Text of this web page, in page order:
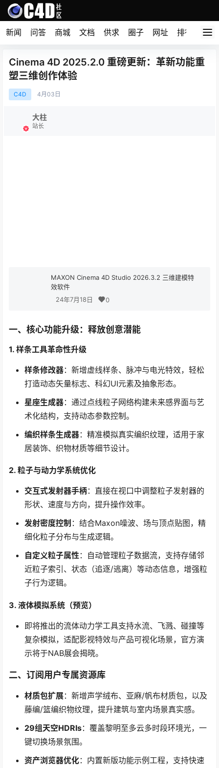
新闻 问答 商城 文档 供求 圈子 网址 排行榜
Cinema 4D 2025.2.0 重磅更新：革新功能重
塑三维创作体验
C4D 4月 03日
大柱
站长
MAXON Cinema 4D Studio 2026.3.2 三维建模特
效软件
24年7月18日
0
一、核心功能升级：释放创意潜能
1. 样条工具革命性升级
样条修改器：新增虚线样条、脉冲与电光特效，轻松
打造动态矢量标志、科幻UI元素及抽象形态。
星座生成器：通过点线粒子网络构建未来感界面与艺
术化结构，支持动态参数控制。
编织样条生成器：精准模拟真实编织纹理，适用于家
居装饰、织物材质等细节设计。
2. 粒子与动力学系统优化
交互式发射器手柄：直接在视口中调整粒子发射器的
形状、速度与方向，提升操作效率。
发射密度控制 ：结合Maxon噪波、场与顶点贴图，精
细化粒子分布与生成逻辑。
自定义粒子属性：自动管理粒子数据流，支持存储邻
近粒子索引、状态（追逐/逃离）等动态信息，增强粒
子行为逻辑。
3. 液体模拟系统（预览）​
即将推出的流体动力学工具支持水流、飞溅、碰撞等
复杂模拟，适配影视特效与产品可视化场景，官方演
示将于NAB展会揭晓。
二、订阅用户专属资源库
材质包扩展：新增声学绒布、亚麻/帆布材质包，以及
藤编/篮编织物纹理，提升建筑与室内场景真实感。
29组天空HDRIs：覆盖黎明至多云多时段环境光，一
键切换场景氛围。
资产浏览器优化：内置新版功能示例工程，支持快速